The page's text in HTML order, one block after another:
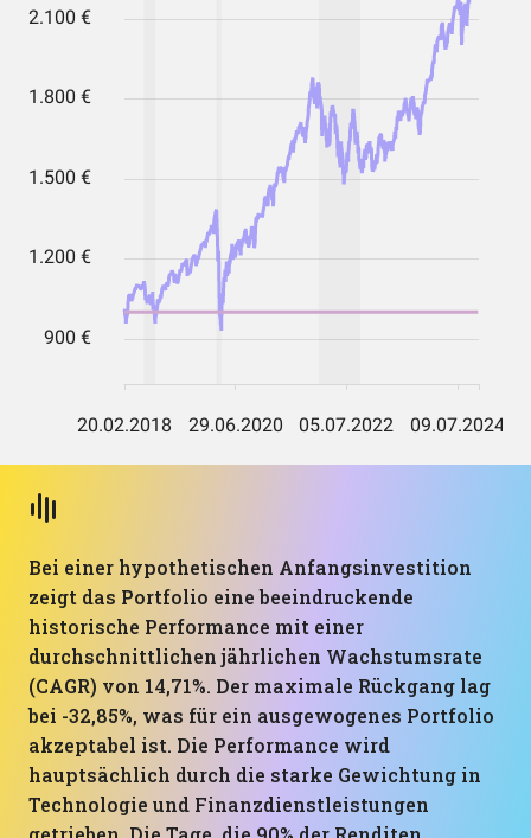
Bei einer hypothetischen Anfangsinvestition
zeigt das Portfolio eine beeindruckende
historische Performance mit einer
durchschnittlichen jährlichen Wachstumsrate
(CAGR) von 14,71%. Der maximale Rückgang lag
bei -32,85%, was für ein ausgewogenes Portfolio
akzeptabel ist. Die Performance wird
hauptsächlich durch die starke Gewichtung in
Technologie und Finanzdienstleistungen